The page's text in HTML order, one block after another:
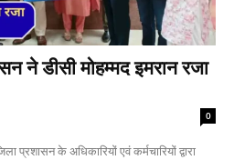
ने डीसी मोहम्मद इमरान रजा
0
प्रशासन के अधिकारियों एवं कर्मचारियों द्वारा